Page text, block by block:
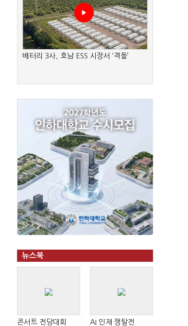
배터리 3사, 호남 ESS 시장서 ‘격돌’
뉴스북
콘서트 전당대회 AI 인재 쟁탈전